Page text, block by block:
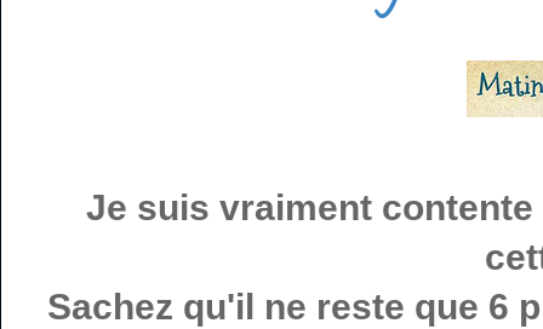
Je suis vraiment
Sachez qu'il ne reste que 6